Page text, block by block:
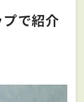
で紹介